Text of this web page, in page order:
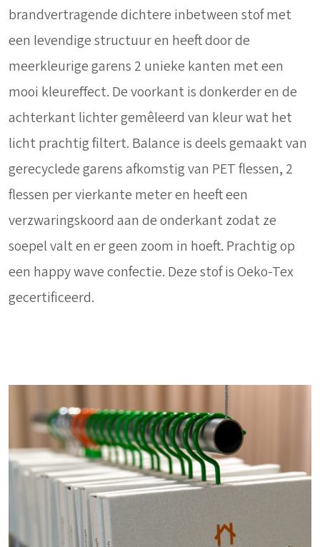
brandvertragende dichtere inbetween stof met
een levendige structuur en heeft door de
meerkleurige garens 2 unieke kanten met een
mooi kleureffect. De voorkant is donkerder en de
achterkant lichter gemêleerd van kleur wat het
licht prachtig filtert. Balance is deels gemaakt van
gerecyclede garens afkomstig van PET flessen, 2
flessen per vierkante meter en heeft een
verzwaringskoord aan de onderkant zodat ze
soepel valt en er geen zoom in hoeft. Prachtig op
een happy wave confectie. Deze stof is Oeko-Tex
gecertificeerd.